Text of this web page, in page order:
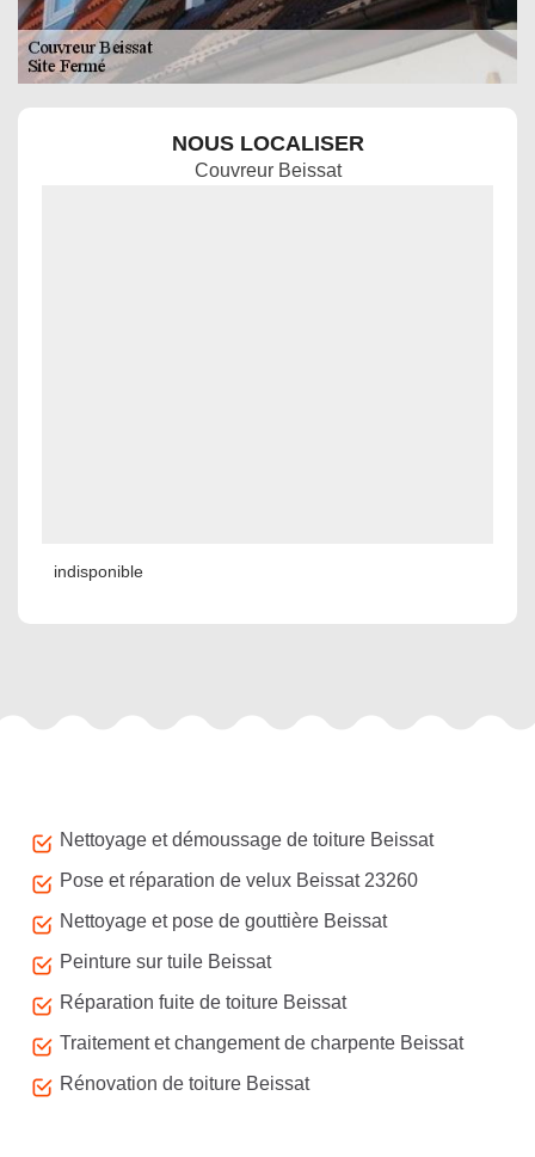
NOUS LOCALISER
Couvreur Beissat
indisponible
Nettoyage et démoussage de toiture Beissat
Pose et réparation de velux Beissat 23260
Nettoyage et pose de gouttière Beissat
Peinture sur tuile Beissat
Réparation fuite de toiture Beissat
Traitement et changement de charpente Beissat
Rénovation de toiture Beissat